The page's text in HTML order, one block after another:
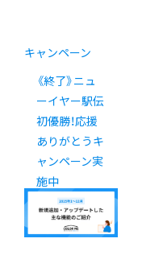
キャンペーン
《終了》ニュ
ーイヤー駅伝
初優勝！応援
ありがとうキ
ャンペーン実
施中